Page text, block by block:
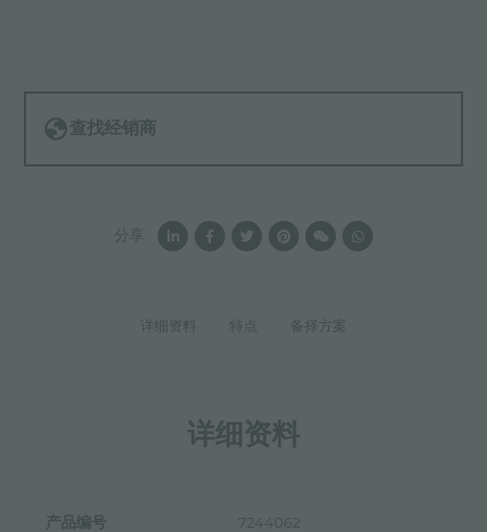
详细资料 特点 备择方案
详细资料
产品编号 7244062
查找经销商
分享